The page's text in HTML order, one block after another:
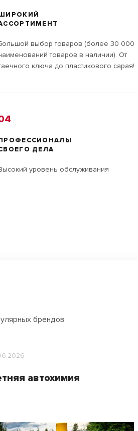
выбор товаров (более 30 000
товаров в наличии). От
ключа до пластикового сарая!
ДЕЛА
уровень обслуживания
брендов
автохимия